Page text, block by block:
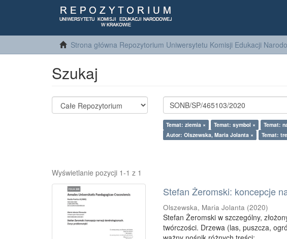
Strona główna Repozytorium Uniwersytetu Komisji Edukacji
Szukaj
Temat: ziemia × Temat: symbol × Temat:
Autor: Olszewska, Maria Jolanta ×
Temat:
Wyświetlanie pozycji 1-1 z 1
Stefan Żeromski: koncepcje
Olszewska, Maria Jolanta (2020)
Stefan Żeromski w szczególny,
twórczości. Drzewa (las, puszcza,